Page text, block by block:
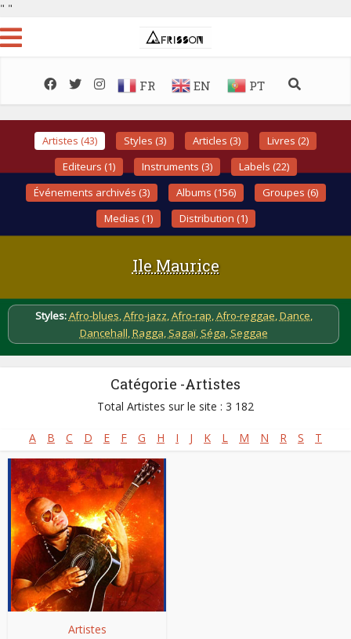
" "
FR EN PT
Artistes (43) Styles (3) Articles (3)
Livres (2)
Editeurs (1)
Instruments (3)
Labels (22)
Événements archivés (3)
Albums (156)
Groupes (6)
Medias (1)
Distribution (1)
Ile Maurice
Styles:Afro-blues,Afro-jazz,Afro-rap,Afro-reggae,Dance,
Dancehall,Ragga, Sagaï, Séga, Seggae
Catégorie -Artistes
Total Artistes sur le site : 3 182
A B C D E F G H I J K L M N R S T
Artistes